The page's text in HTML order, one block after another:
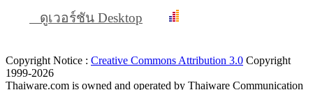
ดูเวอร์ชัน Desktop
Copyright Notice : Creative Commons Attribution 3.0 Copyright
1999-2026
Thaiware.com is owned and operated by Thaiware Communication